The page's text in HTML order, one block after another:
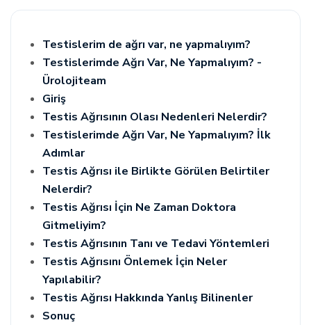
Testislerim de ağrı var, ne yapmalıyım?
Testislerimde Ağrı Var, Ne Yapmalıyım? -
Ürolojiteam
Giriş
Testis Ağrısının Olası Nedenleri Nelerdir?
Testislerimde Ağrı Var, Ne Yapmalıyım? İlk
Adımlar
Testis Ağrısı ile Birlikte Görülen Belirtiler
Nelerdir?
Testis Ağrısı İçin Ne Zaman Doktora
Gitmeliyim?
Testis Ağrısının Tanı ve Tedavi Yöntemleri
Testis Ağrısını Önlemek İçin Neler
Yapılabilir?
Testis Ağrısı Hakkında Yanlış Bilinenler
Sonuç